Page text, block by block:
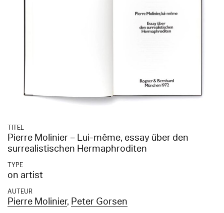
TITEL
Pierre Molinier – Lui-même, essay über den
surrealistischen Hermaphroditen
TYPE
on artist
AUTEUR
Pierre Molinier, Peter Gorsen